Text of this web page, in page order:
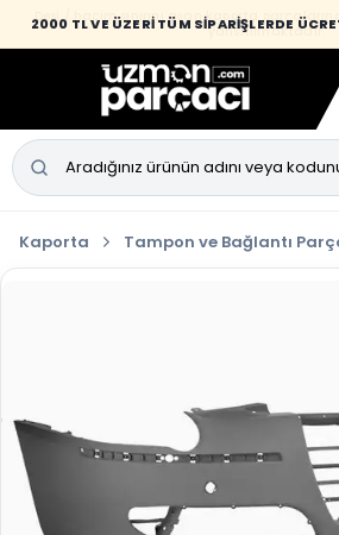
2000 TL VE ÜZERİ TÜM SİPARİŞLERDE
Desi / hacim sınırını aşan kaporta
yansıtılmaktadır.
Kaporta Tampon ve Bağlantı